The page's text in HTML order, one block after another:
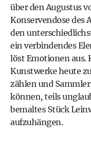
über den Augustus
Konservendose des
den
ein verbindendes
löst Emotionen aus.
Kunstwerke heute
zählen und
können, teils
bemaltes Stück
aufzuhängen.